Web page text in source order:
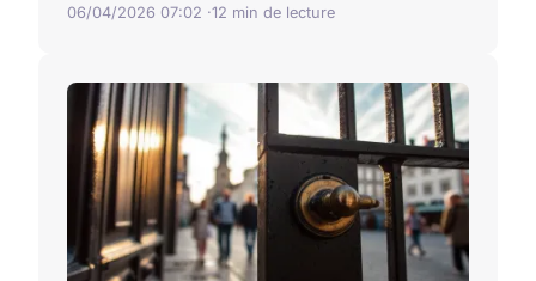
06/04/2026 07:02 12 min de lecture